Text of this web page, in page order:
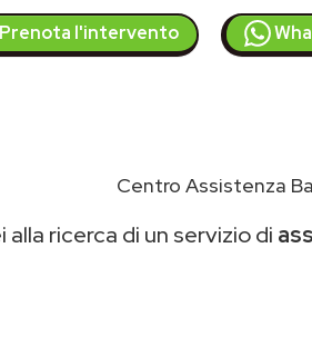
Prenota l'intervento
Centro Assistenza
alla ricerca di un servizio di